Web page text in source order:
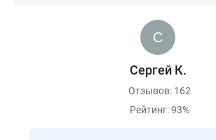
Сергей К.
Отзывов: 162
Рейтинг: 93%